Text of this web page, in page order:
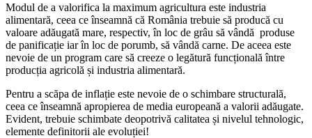
Modul de a valorifica la maximum agricultura este industria
alimentară, ceea ce înseamnă că România trebuie să producă cu
valoare adăugată mare, respectiv, în loc de grâu să vândă produse
de panificație iar în loc de porumb, să vândă carne. De aceea este
nevoie de un program care să creeze o legătură funcțională între
producția agricolă și industria alimentară.
Pentru a scăpa de inflație este nevoie de o schimbare structurală,
ceea ce înseamnă apropierea de media europeană a valorii adăugate.
Evident, trebuie schimbate deopotrivă calitatea și nivelul tehnologic,
elemente definitorii ale evoluției!